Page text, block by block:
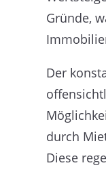
Gründe,
Der
durch
Diese